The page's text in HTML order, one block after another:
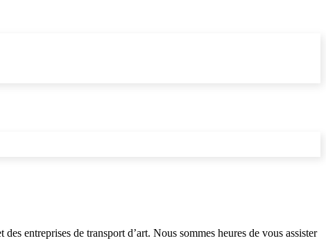
entreprises de transport d’art. Nous sommes heures de vous assister